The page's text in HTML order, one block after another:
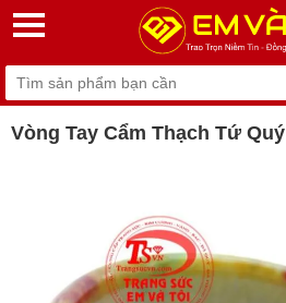
Vòng Tay Cẩm Thạch Tứ Quý